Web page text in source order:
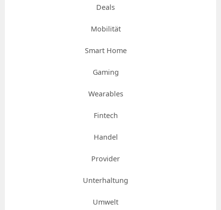
Deals
Mobilität
Smart Home
Gaming
Wearables
Fintech
Handel
Provider
Unterhaltung
Umwelt